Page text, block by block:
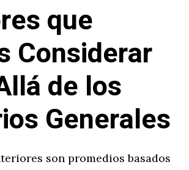
que
Considerar
de los
Generales
son promedios basados